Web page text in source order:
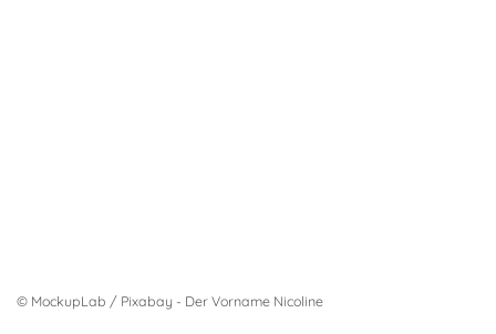
© MockupLab / Pixabay - Der Vorname Nicoline